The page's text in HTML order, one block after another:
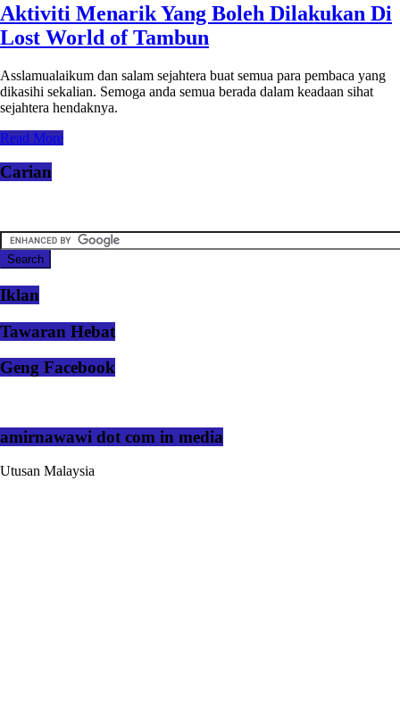
Aktiviti Menarik Yang Boleh Dilakukan Di
Lost World of Tambun
Asslamualaikum dan salam sejahtera buat semua para pembaca yang
dikasihi sekalian. Semoga anda semua berada dalam keadaan sihat
sejahtera hendaknya.
Read More
Carian
Iklan
Tawaran Hebat
Geng Facebook
amirnawawi dot com in media
Utusan Malaysia